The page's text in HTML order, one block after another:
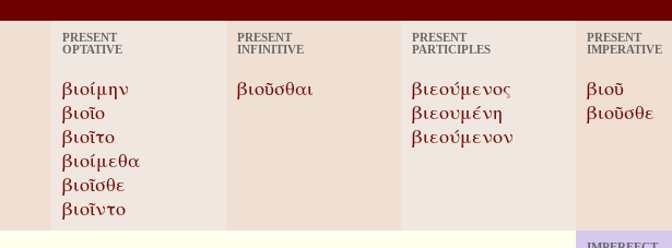
PRESENT
OPTATIVE
βιοίμην
βιοῖο
βιοῖτο
βιοίμεθα
βιοῖσθε
βιοῖντο
PRESENT
INFINITIVE
βιοῦσθαι
PRESENT
PARTICIPLES
βιεούμενος
βιεουμένη
βιεούμενον
PRESENT
IMPERATIVE
βιοῦ
βιοῦσθε